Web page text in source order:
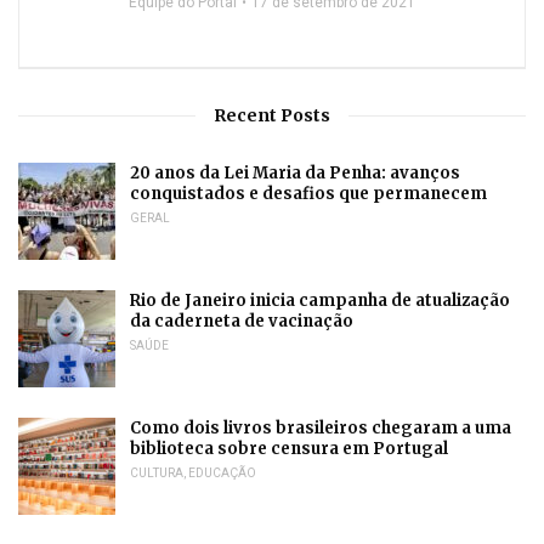
Recent Posts
20 anos da Lei Maria da Penha: avanços
conquistados e desafios que permanecem
GERAL
Rio de Janeiro inicia campanha de atualização
da caderneta de vacinação
SAÚDE
Como dois livros brasileiros chegaram a uma
biblioteca sobre censura em Portugal
CULTURA, EDUCAÇÃO